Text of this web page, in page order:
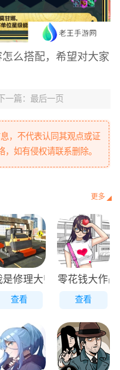
么搭配，希望对大家
一篇： 最后一页
，不代表认同其观点或证
如有侵权请联系删除。
更多
是修理大师手游
查看
零花钱大作
查看